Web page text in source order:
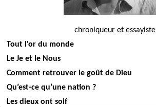
chroniqueur et essayiste
Tout l'or du monde
Le Je et le Nous
Comment retrouver le goût de Dieu
Qu’est-ce qu’une nation ?
Les dieux ont soif